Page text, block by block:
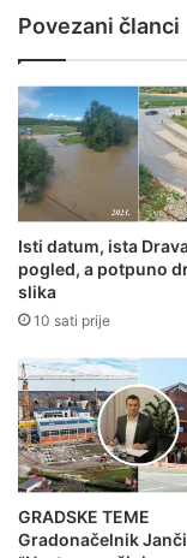
Povezani članci
Isti datum, ista
pogled, a potpuno
slika
10 sati prije
GRADSKE TEME
Gradonačelnik